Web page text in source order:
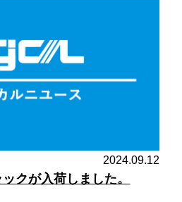
2024.09.12
クが入荷しました。